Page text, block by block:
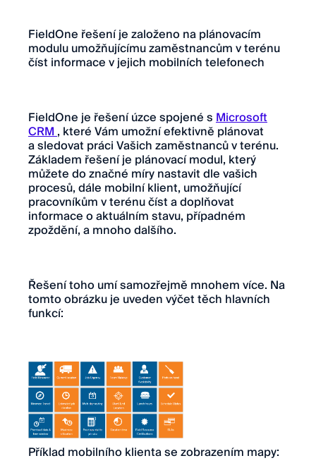
FieldOne řešení je založeno na plánovacím
modulu umožňujícímu zaměstnancům v terénu
číst informace v jejich mobilních telefonech
FieldOne je řešení úzce spojené sMicrosoft
CRM, které Vám umožní efektivně plánovat
a sledovat práci Vašich zaměstnanců v terénu.
Základem řešení je plánovací modul, který
můžete do značné míry nastavit dle vašich
procesů, dále mobilní klient, umožňující
pracovníkům v terénu číst a doplňovat
informace o aktuálním stavu, případném
zpoždění, a mnoho dalšího.
Řešení toho umí samozřejmě mnohem více. Na
tomto obrázku je uveden výčet těch hlavních
funkcí:
Příklad mobilního klienta se zobrazením mapy: